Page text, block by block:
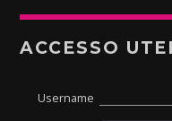
ACCESSO
Username